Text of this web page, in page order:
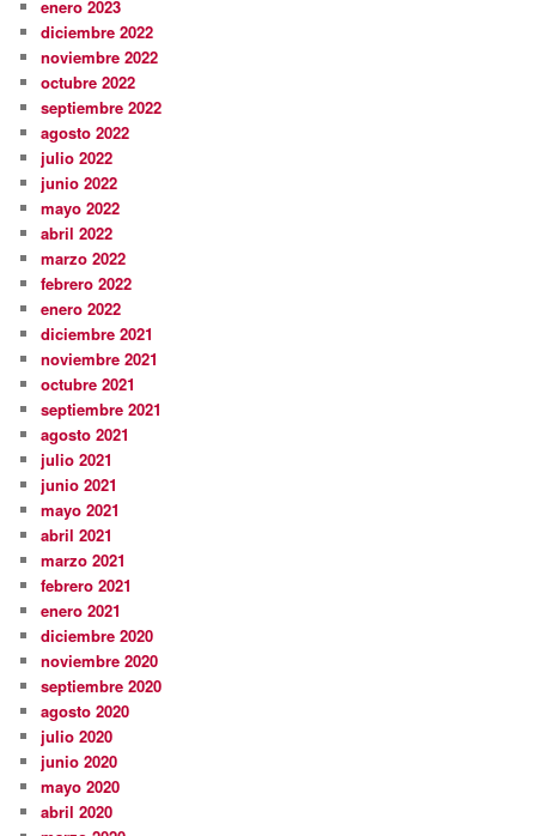
enero 2023
diciembre 2022
noviembre 2022
octubre 2022
septiembre 2022
agosto 2022
julio 2022
junio 2022
mayo 2022
abril 2022
marzo 2022
febrero 2022
enero 2022
diciembre 2021
noviembre 2021
octubre 2021
septiembre 2021
agosto 2021
julio 2021
junio 2021
mayo 2021
abril 2021
marzo 2021
febrero 2021
enero 2021
diciembre 2020
noviembre 2020
septiembre 2020
agosto 2020
julio 2020
junio 2020
mayo 2020
abril 2020